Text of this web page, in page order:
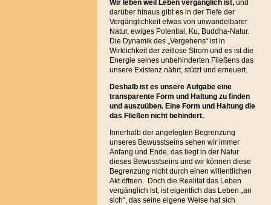
Wir leben weil Leben vergänglich ist, und
darüber hinaus gibt es in der Tiefe der
Vergänglichkeit etwas von unwandelbarer
Natur, ewiges Potential, Ku, Buddha-Natur.
Die Dynamik des „Vergehens“ ist in
Wirklichkeit der zeitlose Strom und es ist die
Energie seines unbehinderten Fließens das
unsere Existenz nährt, stützt und erneuert.
Deshalb ist es unsere Aufgabe eine
transparente Form und Haltung zu finden
und auszuüben. Eine Form und Haltung die
das Fließen nicht behindert.
Innerhalb der angelegten Begrenzung
unseres Bewusstseins sehen wir immer
Anfang und Ende, das liegt in der Natur
dieses Bewusstseins und wir können diese
Begrenzung nicht durch einen willentlichen
Akt öffnen. Doch die Realität das Leben
vergänglich ist, ist eigentlich das Leben „an
sich“, das seine eigene Weise hat sich